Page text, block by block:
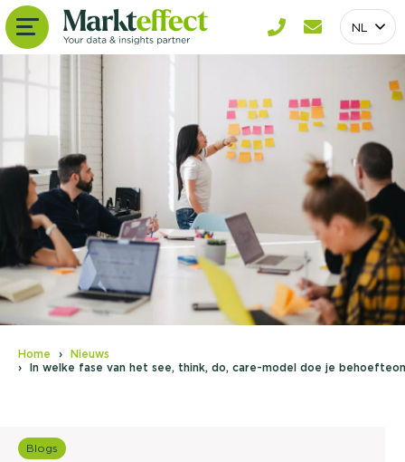
NL
Home
Nieuws
In welke fase van het see, think, do, care-model doe je
Blogs